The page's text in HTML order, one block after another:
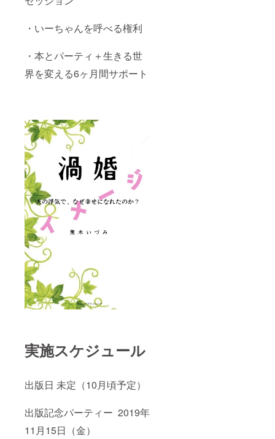
・いーちゃんを呼べる権利
・本とパーティ＋生きる世
界を変える6ヶ月間サポート
実施スケジュール
出版日 未定（10月頃予定）
出版記念パーティー 2019年
11月15日（金）